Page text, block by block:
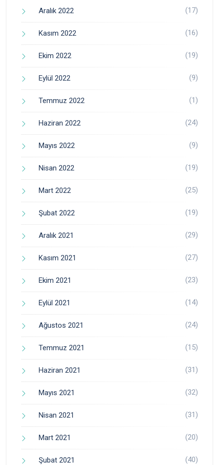
Aralık 2022 (17)
Kasım 2022 (16)
Ekim 2022 (19)
Eylül 2022 (9)
Temmuz 2022 (1)
Haziran 2022 (24)
Mayıs 2022 (9)
Nisan 2022 (19)
Mart 2022 (25)
Şubat 2022 (19)
Aralık 2021 (29)
Kasım 2021 (27)
Ekim 2021 (23)
Eylül 2021 (14)
Ağustos 2021 (24)
Temmuz 2021 (15)
Haziran 2021 (31)
Mayıs 2021 (32)
Nisan 2021 (31)
Mart 2021 (20)
Şubat 2021 (40)